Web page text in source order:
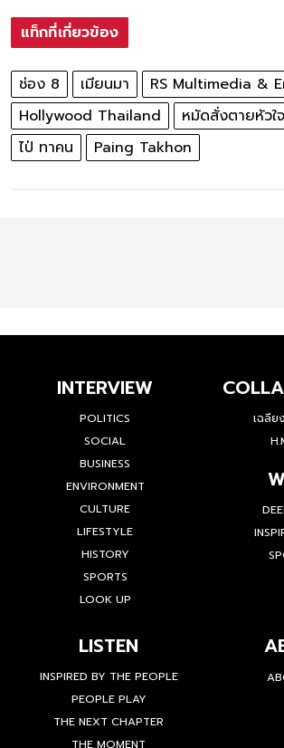
แท็กที่เกี่ยวข้อง
ช่อง 8 เมียนมา
RS Multimedia &
Hollywood Thailand
หมัดสั่งตายหัวใ
ไป่ ทาคน
Paing Takhon
INTERVIEW
POLITICS
SOCIAL
BUSINESS
ENVIRONMENT
CULTURE
LIFESTYLE
HISTORY
SPORTS
LOOK UP
เฉลีย
LISTEN
INSPIRED BY THE PEOPLE
PEOPLE PLAY
THE NEXT CHAPTER